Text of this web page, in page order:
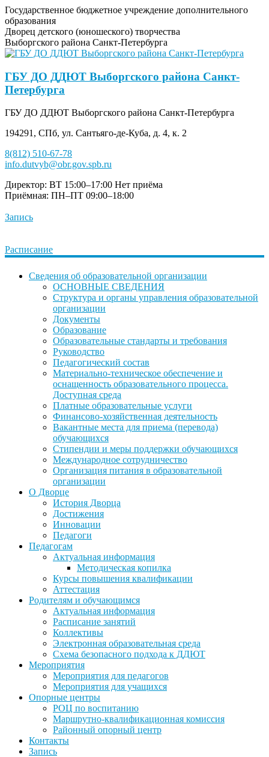
Государственное бюджетное учреждение дополнительного
образования
Дворец детского (юношеского) творчества
Выборгского района Санкт-Петербурга
ГБУ ДО ДДЮТ Выборгского района Санкт-
Петербурга
ГБУ ДО ДДЮТ Выборгского района Санкт-Петербурга
194291, СПб, ул. Сантьяго-де-Куба, д. 4, к. 2
8(812) 510-67-78
info.dutvyb@obr.gov.spb.ru
Директор: ВТ 15:00–17:00 Нет приёма
Приёмная: ПН–ПТ 09:00–18:00
Запись
Расписание
Сведения об образовательной организации
ОСНОВНЫЕ СВЕДЕНИЯ
Структура и органы управления образовательной
организации
Документы
Образование
Образовательные стандарты и требования
Руководство
Педагогический состав
Материально-техническое обеспечение и
оснащенность образовательного процесса.
Доступная среда
Платные образовательные услуги
Финансово-хозяйственная деятельность
Вакантные места для приема (перевода)
обучающихся
Стипендии и меры поддержки обучающихся
Международное сотрудничество
Организация питания в образовательной
организации
О Дворце
История Дворца
Достижения
Инновации
Педагоги
Педагогам
Актуальная информация
Методическая копилка
Курсы повышения квалификации
Аттестация
Родителям и обучающимся
Актуальная информация
Расписание занятий
Коллективы
Электронная образовательная среда
Схема безопасного подхода к ДДЮТ
Мероприятия
Мероприятия для педагогов
Мероприятия для учащихся
Опорные центры
РОЦ по воспитанию
Маршрутно-квалификационная комиссия
Районный опорный центр
Контакты
Запись